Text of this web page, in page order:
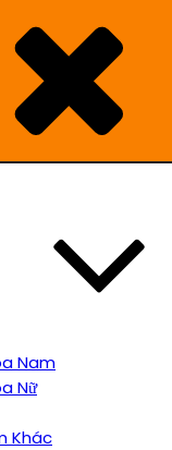
Nam
Nữ
Khác